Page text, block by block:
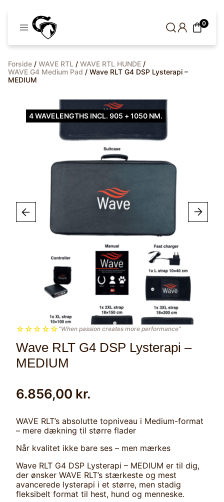
0
Forside / WAVE RTL / WAVE RTL HUNDE /
WAVE G4 Medium Pad / Wave RLT G4 DSP Lysterapi –
MEDIUM
4 WAVELENGTHS INCL. 905 + 1050 NM.
☆ ☆ ☆ ☆ ☆ “When passion creates more performance”
Wave RLT G4 DSP Lysterapi –
MEDIUM
6.856,00 kr.
WAVE RLT’s absolutte topniveau i Medium-format
– mere dækning til større flader
Når kvalitet ikke bare ses – men mærkes
Wave RLT G4 DSP Lysterapi – MEDIUM er til dig,
der ønsker WAVE RLT’s stærkeste og mest
avancerede lysterapi i et større, men stadig
fleksibelt format til hest, hund og menneske.